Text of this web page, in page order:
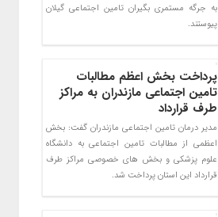
به جرگه مستمری بگیران تامین اجتماعی گیلان
پیوستند.
پرداخت بخش اعظم مطالبات
تامین اجتماعی مازندران به مراکز
طرف قرارداد
مدیر درمان تامین اجتماعی مازندران گفت: بخش
اعظمی از مطالبات تامین اجتماعی به دانشگاه
علوم پزشکی و بخش های خصوصی مراکز طرف
قرارداد این استان پرداخت شد.